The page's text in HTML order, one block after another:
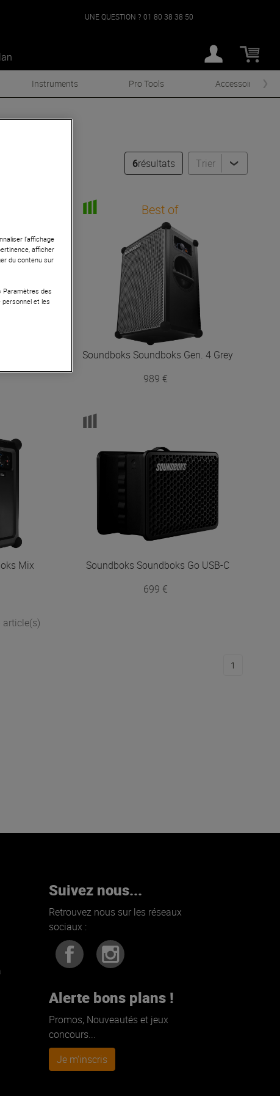
UNE QUESTION ? 01 80 38 38 50
Instruments Pro Tools Accessoires
6résultats Trier
Best of
SoundboksSoundboks Gen. 4 Grey
989 €
Mix
SoundboksSoundboks Go USB-C
699 €
article(s)
1
Suivez nous...
Retrouvez nous sur les réseaux
sociaux :
Alerte bons plans !
Promos, Nouveautés et jeux
concours...
Je m'inscris
l’affichage
afficher
du contenu sur
Paramètres des
et les